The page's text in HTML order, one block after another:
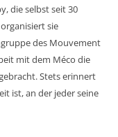
die selbst seit 30
sie
des Mouvement
mit dem Méco die
Stets erinnert
ist, an der jeder seine